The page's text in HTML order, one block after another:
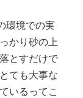
環境での実
かり砂の上
とすだけで
ても大事な
いるってこ